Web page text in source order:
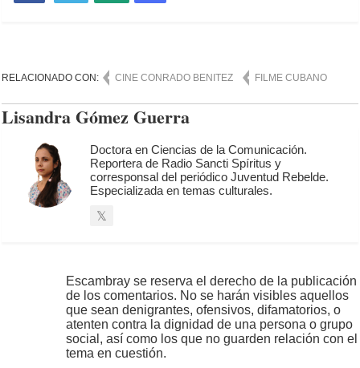
RELACIONADO CON: CINE CONRADO BENITEZ FILME CUBANO
Lisandra Gómez Guerra
Doctora en Ciencias de la Comunicación.
Reportera de Radio Sancti Spíritus y
corresponsal del periódico Juventud Rebelde.
Especializada en temas culturales.
Escambray se reserva el derecho de la publicación
de los comentarios. No se harán visibles aquellos
que sean denigrantes, ofensivos, difamatorios, o
atenten contra la dignidad de una persona o grupo
social, así como los que no guarden relación con el
tema en cuestión.